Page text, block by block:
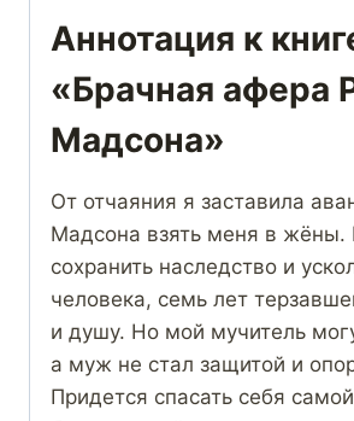
Аннотация к
«Брачная афера
Мадсона»
От отчаяния я заставила
Мадсона взять меня в жёны.
сохранить наследство и
человека, семь лет
и душу. Но мой мучитель
а муж не стал защитой и
Придется спасать себя